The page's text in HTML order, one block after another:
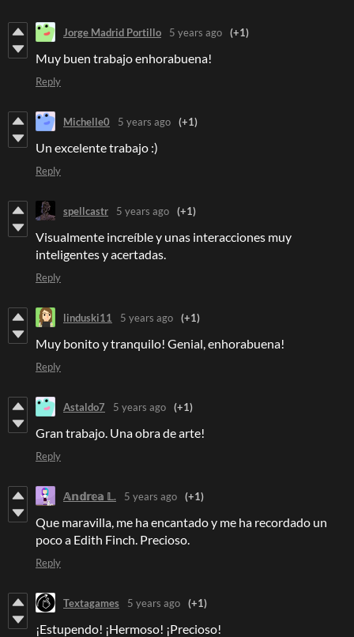
Jorge Madrid Portillo 5 years ago (+1)
Muy buen trabajo enhorabuena!
Reply
Michelle0 5 years ago (+1)
Un excelente trabajo :)
Reply
spellcastr 5 years ago (+1)
Visualmente increíble y unas interacciones muy
inteligentes y acertadas.
Reply
linduski11 5 years ago (+1)
Muy bonito y tranquilo! Genial, enhorabuena!
Reply
Astaldo7 5 years ago (+1)
Gran trabajo. Una obra de arte!
Reply
𝔸𝕟𝕕𝕣𝕖𝕒 𝕃. 5 years ago (+1)
Que maravilla, me ha encantado y me ha recordado un
poco a Edith Finch. Precioso.
Reply
Textagames 5 years ago (+1)
¡Estupendo! ¡Hermoso! ¡Precioso!